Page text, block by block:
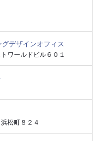
デザインオフィス
ワールドビル６０１
松町８２４